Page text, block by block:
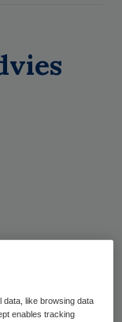
omdat
like browsing data
enables tracking